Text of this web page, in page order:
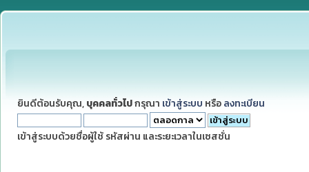
ยินดีต้อนรับคุณ, บุคคลทั่วไปกรุณา เข้าสู่ระบบ หรือ ลงทะเบียน
เข้าสู่ระบบด้วยชื่อผู้ใช้ รหัสผ่าน และระยะเวลาในเซสชั่น